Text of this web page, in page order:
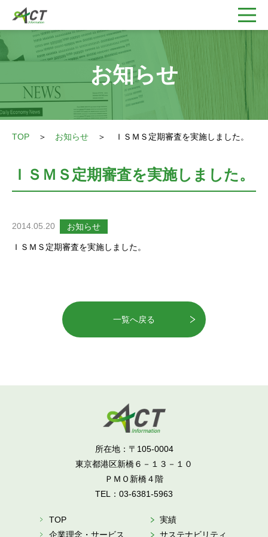
お知らせ
TOP ＞ お知らせ ＞ ＩＳＭＳ定期審査を実施しました。
ＩＳＭＳ定期審査を実施しました。
2014.05.20 お知らせ
ＩＳＭＳ定期審査を実施しました。
一覧へ戻る
所在地：〒105-0004
東京都港区新橋６－１３－１０
ＰＭＯ新橋４階
TEL： 03-6381-5963
TOP
企業理念・サービス
実績
サステナビリティ